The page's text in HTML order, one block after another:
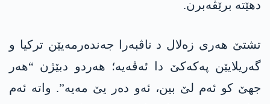
دهێتە برێڤەبرن.
تشتێ ھەری زەلال د ناڤبەرا جەندەرمەیێن ترکیا و
گەریلایێن پەکەکێ دا ئەڤەیە؛ ھەردو دبێژن “ھەر
جھێ کو ئەم لێ بین، ئەو دەر یێ مەیە”. واتە ئەم